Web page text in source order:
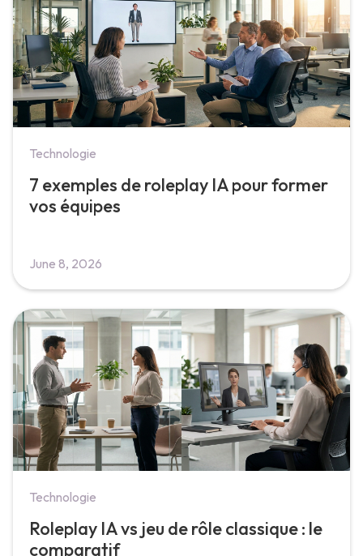
Technologie
7 exemples de roleplay IA pour former
vos équipes
June 8, 2026
Technologie
Roleplay IA vs jeu de rôle classique : le
comparatif